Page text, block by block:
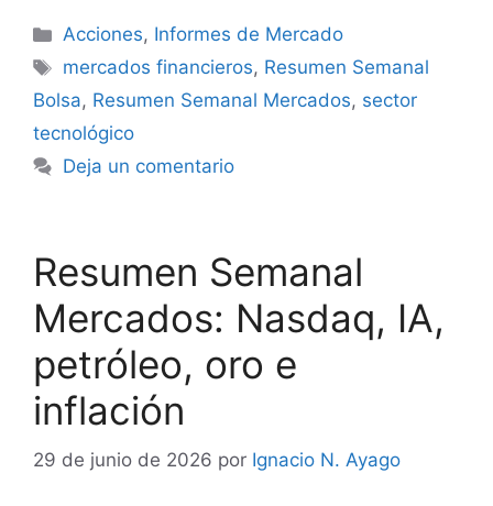
Categorías
Acciones, Informes de Mercado
Etiquetas
mercados financieros, Resumen Semanal
Bolsa, Resumen Semanal Mercados, sector
tecnológico
Deja un comentario
Resumen Semanal
Mercados: Nasdaq, IA,
petróleo, oro e
inflación
29 de junio de 2026 por Ignacio N. Ayago